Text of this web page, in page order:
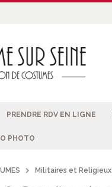
PRENDRE RDV EN LIGNE
PHOTO
Militaires et Religieux,